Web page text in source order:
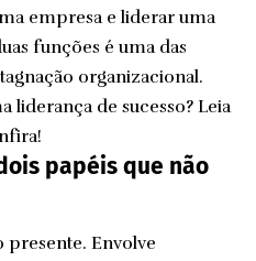
empresa e liderar uma
funções é uma das
organizacional.
liderança de sucesso? Leia
papéis que não
presente. Envolve